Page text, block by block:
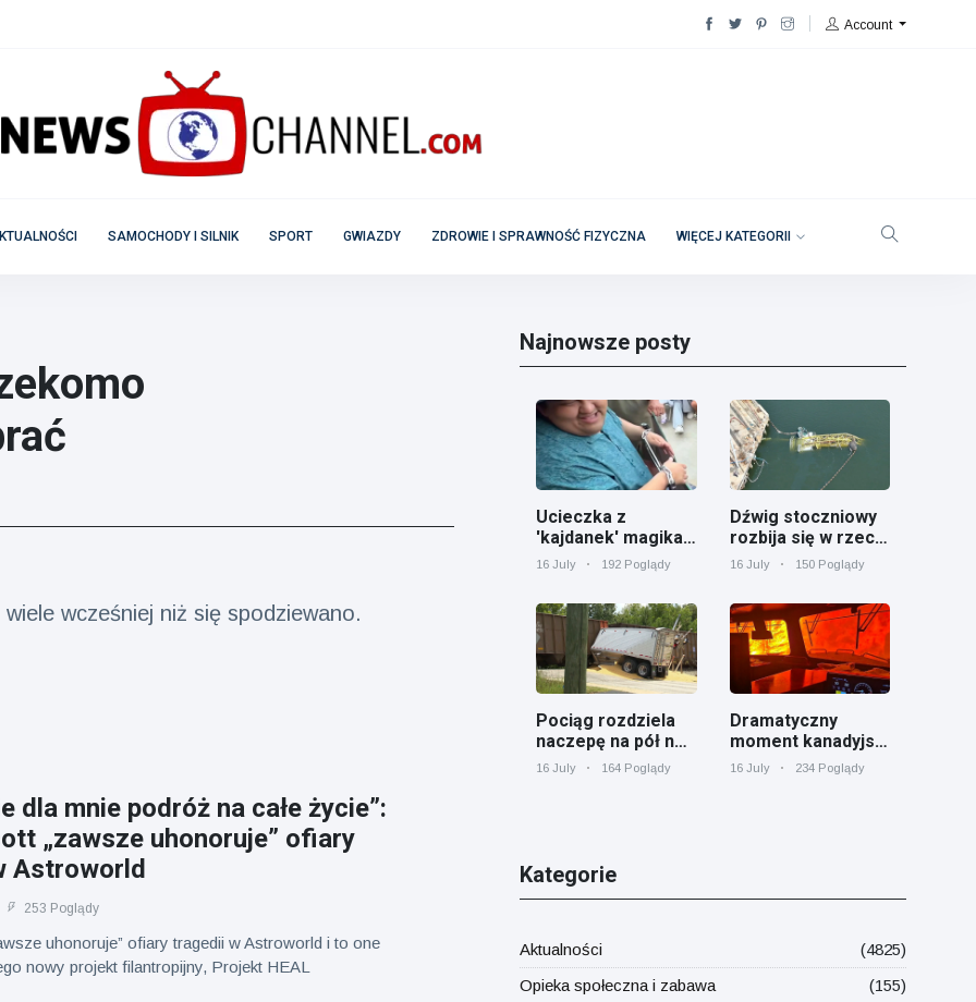
Account
SAMOCHODY I SILNIK SPORT GWIAZDY ZDROWIE I SPRAWNOŚĆ FIZYCZNA WIĘCEJ KATEGORII
wcześniej niż się spodziewano.
dla mnie podróż na całe życie”:
„zawsze uhonoruje” ofiary
Astroworld
253 Poglądy
uhonoruje” ofiary tragedii w Astroworld i to one
nowy projekt filantropijny, Projekt HEAL
Najnowsze posty
Ucieczka z
'kajdanek' magika
rozbawiła
16 July 192 Poglądy
Dźwig stoczniowy
rozbija się w rzece
Cooper koło
16 July 150 Poglądy
Pociąg rozdziela
naczepę na pół na
przejeździe
16 July 164 Poglądy
Dramatyczny
moment kanadyjski
pociąg towarowy
16 July 234 Poglądy
Kategorie
Aktualności
(4825)
Opieka społeczna i zabawa
(155)